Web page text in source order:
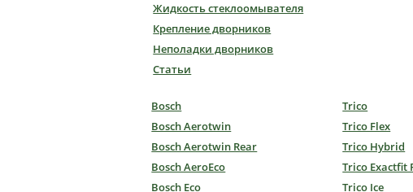
Жидкость стеклоомывателя
Крепление дворников
Неполадки дворников
Статьи
Bosch
Bosch Aerotwin
Bosch Aerotwin Rear
Bosch AeroEco
Bosch Eco
Trico
Trico Flex
Trico Hybrid
Trico Exactfit
Trico Ice